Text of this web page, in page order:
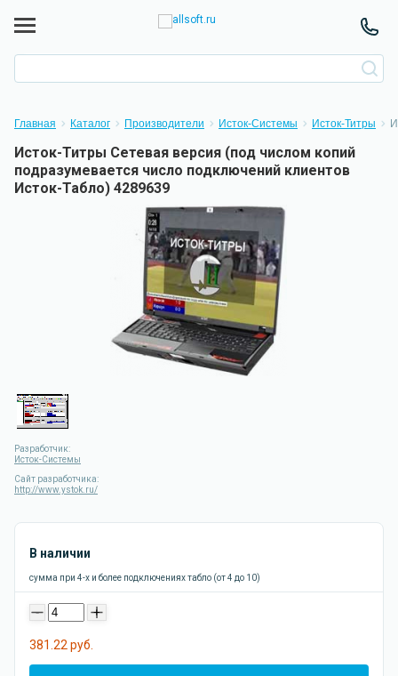
Главная Каталог Производители Исток-Системы Исток-Титры
Исток-Титры Сетевая версия (под числом копий
подразумевается число подключений клиентов
Исток-Табло) 4289639
Разработчик:
Исток-Системы
Сайт разработчика:
http://www.ystok.ru/
В наличии
сумма при 4-х и более подключениях табло (от 4 до 10)
- +
381.22 руб.